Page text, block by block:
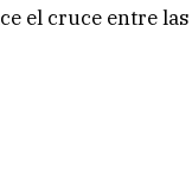
el cruce entre las